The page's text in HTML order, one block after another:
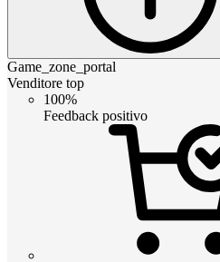
Game_zone_portal
Venditore top
100%
Feedback positivo